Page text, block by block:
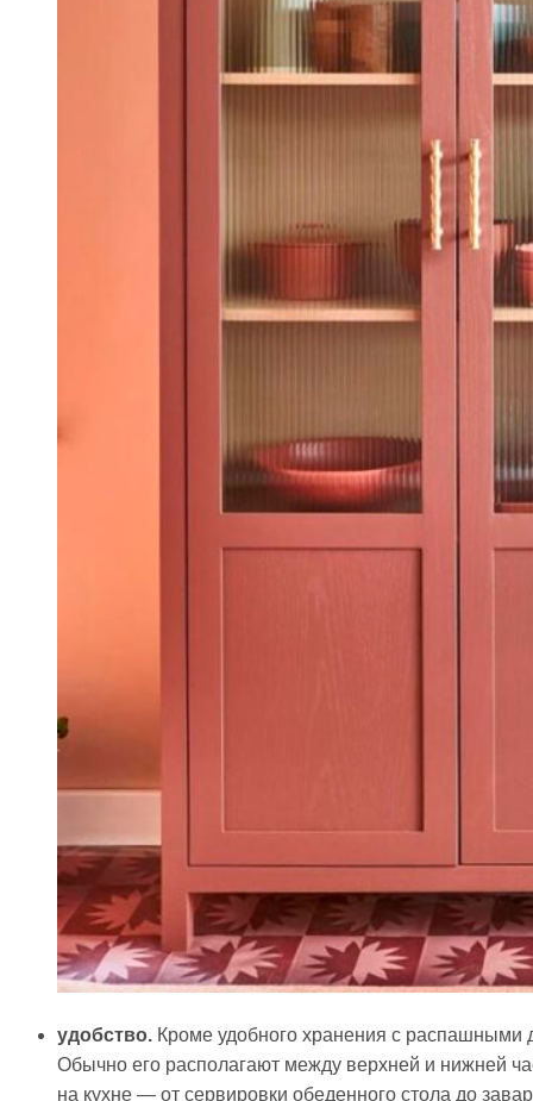
удобство. Кроме удобного хранения с распашными
Обычно его располагают между верхней и нижней
на кухне — от сервировки обеденного стола до